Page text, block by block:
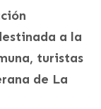
a la
turistas
de La